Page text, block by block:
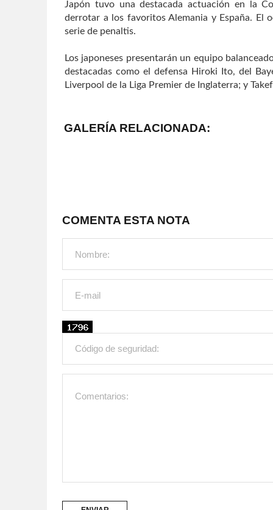
Japón tuvo una destacada actuación en la
derrotar a los favoritos Alemania y España. El
serie de penaltis.
Los japoneses presentarán un equipo
destacadas como el defensa Hiroki Ito, del
Liverpool de la Liga Premier de Inglaterra; y
GALERÍA RELACIONADA:
COMENTA ESTA NOTA